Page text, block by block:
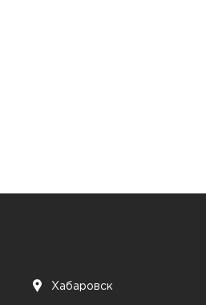
Хабаровск